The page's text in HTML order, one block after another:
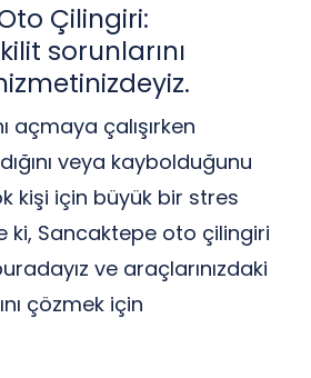
Çilingiri:
sorunlarını
açmaya çalışırken
veya kaybolduğunu
kişi için büyük bir stres
ki, Sancaktepe oto çilingiri
ve araçlarınızdaki
çözmek için